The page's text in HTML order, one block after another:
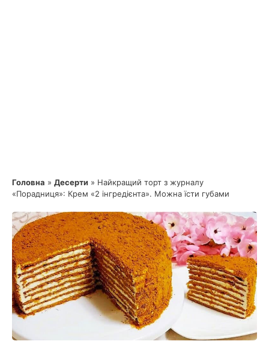
Головна » Десерти » Найкращий торт з журналу
«Порадниця»: Крем «2 інгредієнта». Можна їсти губами